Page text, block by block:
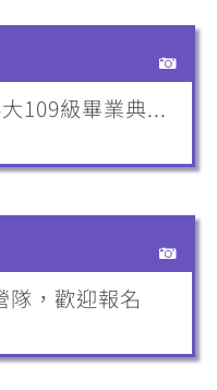
109級畢業典...
隊，歡迎報名